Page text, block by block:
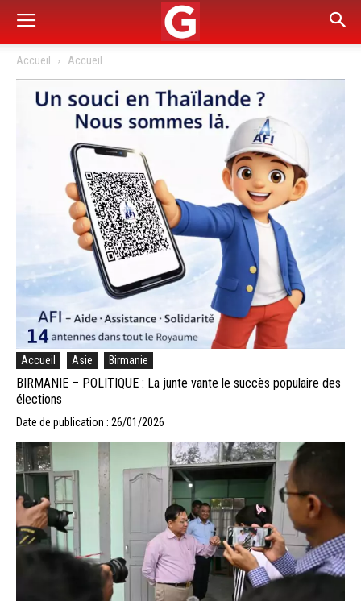
Accueil Accueil
Accueil Asie Birmanie
BIRMANIE – POLITIQUE : La junte vante le succès populaire des
élections
Date de publication : 26/01/2026